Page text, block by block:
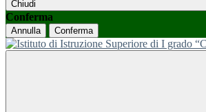
Chiudi
Conferma
Annulla Conferma